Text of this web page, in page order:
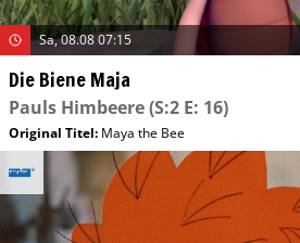
Sa, 08.08 07:15
Die Biene Maja
Pauls Himbeere(S:2 E: 16)
Original Titel: Maya the Bee